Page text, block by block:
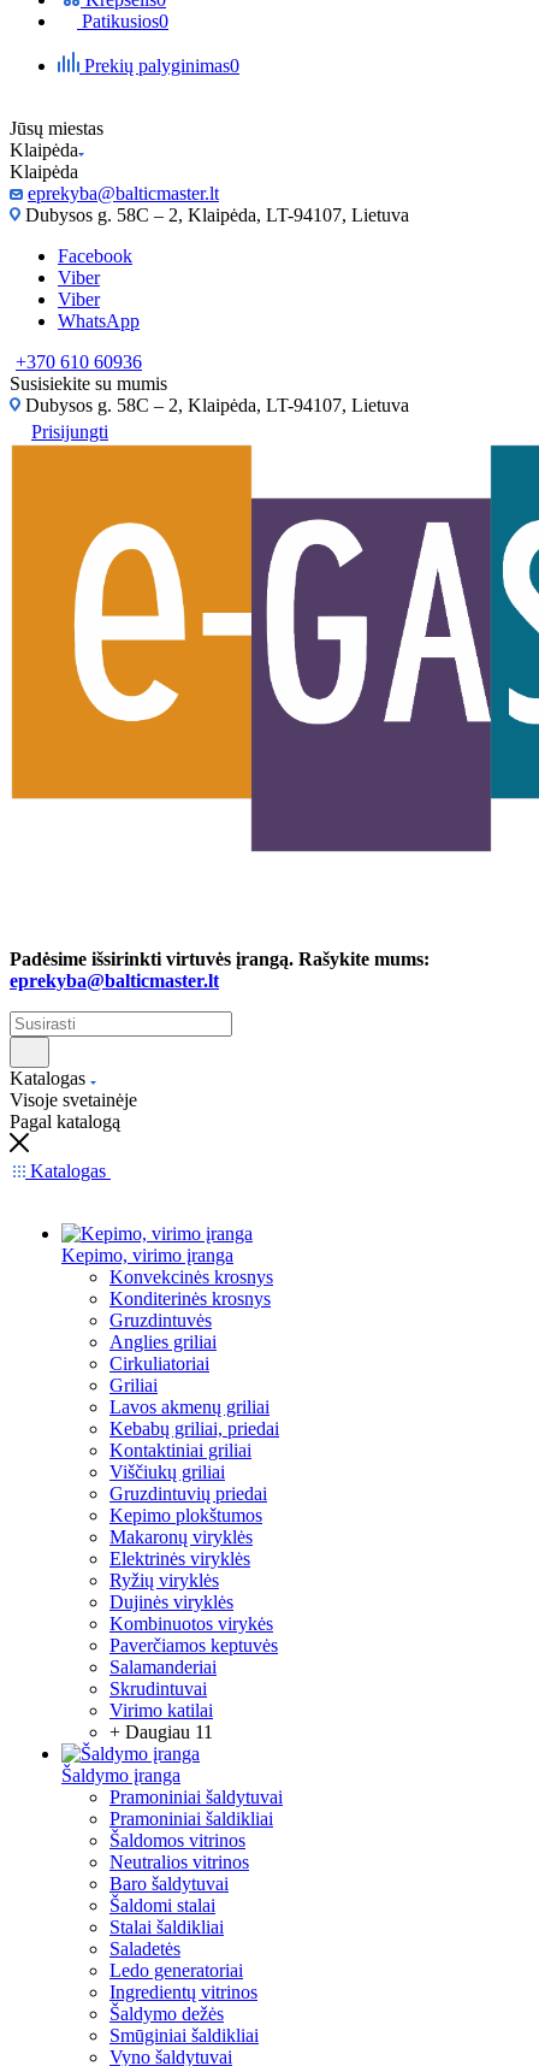
Patikusios0
Prekių palyginimas0
Jūsų miestas
Klaipėda
Klaipėda
eprekyba@balticmaster.lt
Dubysos g. 58C – 2, Klaipėda, LT-94107, Lietuva
Facebook
Viber
Viber
WhatsApp
+370 610 60936
Susisiekite su mumis
Dubysos g. 58C – 2, Klaipėda, LT-94107, Lietuva
Prisijungti
Padėsime išsirinkti virtuvės įrangą. Rašykite mums:
eprekyba@balticmaster.lt
Katalogas
Visoje svetainėje
Pagal katalogą
Katalogas
Kepimo, virimo įranga
Konvekcinės krosnys
Konditerinės krosnys
Gruzdintuvės
Anglies griliai
Cirkuliatoriai
Griliai
Lavos akmenų griliai
Kebabų griliai, priedai
Kontaktiniai griliai
Viščiukų griliai
Gruzdintuvių priedai
Kepimo plokštumos
Makaronų viryklės
Elektrinės viryklės
Ryžių viryklės
Dujinės viryklės
Kombinuotos virykės
Paverčiamos keptuvės
Salamanderiai
Skrudintuvai
Virimo katilai
+ Daugiau 11
Šaldymo įranga
Pramoniniai šaldytuvai
Pramoniniai šaldikliai
Šaldomos vitrinos
Neutralios vitrinos
Baro šaldytuvai
Šaldomi stalai
Stalai šaldikliai
Saladetės
Ledo generatoriai
Ingredientų vitrinos
Šaldymo dežės
Smūginiai šaldikliai
Vyno šaldytuvai